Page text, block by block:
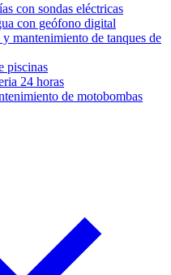
con sondas eléctricas
con geófono digital
mantenimiento de tanques de
piscinas
24 horas
de motobombas